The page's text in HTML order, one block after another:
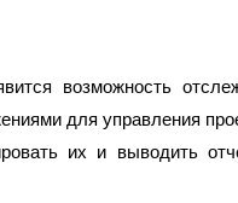
возможность
для управления
их и выводить